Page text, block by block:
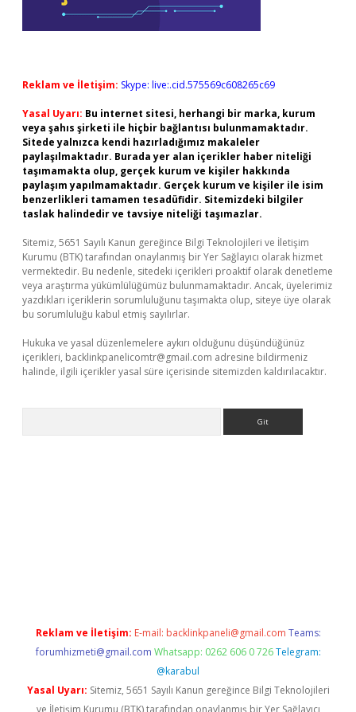
Reklam ve İletişim: Skype: live:.cid.575569c608265c69
Yasal Uyarı: Bu internet sitesi, herhangi bir marka, kurum
veya şahıs şirketi ile hiçbir bağlantısı bulunmamaktadır.
Sitede yalnızca kendi hazırladığımız makaleler
paylaşılmaktadır. Burada yer alan içerikler haber niteliği
taşımamakta olup, gerçek kurum ve kişiler hakkında
paylaşım yapılmamaktadır. Gerçek kurum ve kişiler ile isim
benzerlikleri tamamen tesadüfidir. Sitemizdeki bilgiler
taslak halindedir ve tavsiye niteliği taşımazlar.
Sitemiz, 5651 Sayılı Kanun gereğince Bilgi Teknolojileri ve İletişim
Kurumu (BTK) tarafından onaylanmış bir Yer Sağlayıcı olarak hizmet
vermektedir. Bu nedenle, sitedeki içerikleri proaktif olarak denetleme
veya araştırma yükümlülüğümüz bulunmamaktadır. Ancak, üyelerimiz
yazdıkları içeriklerin sorumluluğunu taşımakta olup, siteye üye olarak
bu sorumluluğu kabul etmiş sayılırlar.
Hukuka ve yasal düzenlemelere aykırı olduğunu düşündüğünüz
içerikleri, backlinkpanelicomtr@gmail.com adresine bildirmeniz
halinde, ilgili içerikler yasal süre içerisinde sitemizden kaldırılacaktır.
Reklam ve İletişim: E-mail: backlinkpaneli@gmail.com Teams:
forumhizmeti@gmail.com Whatsapp: 0262 606 0 726 Telegram:
@karabul
Yasal Uyarı: Sitemiz, 5651 Sayılı Kanun gereğince Bilgi Teknolojileri
ve İletişim Kurumu (BTK) tarafından onaylanmış bir Yer Sağlayıcı